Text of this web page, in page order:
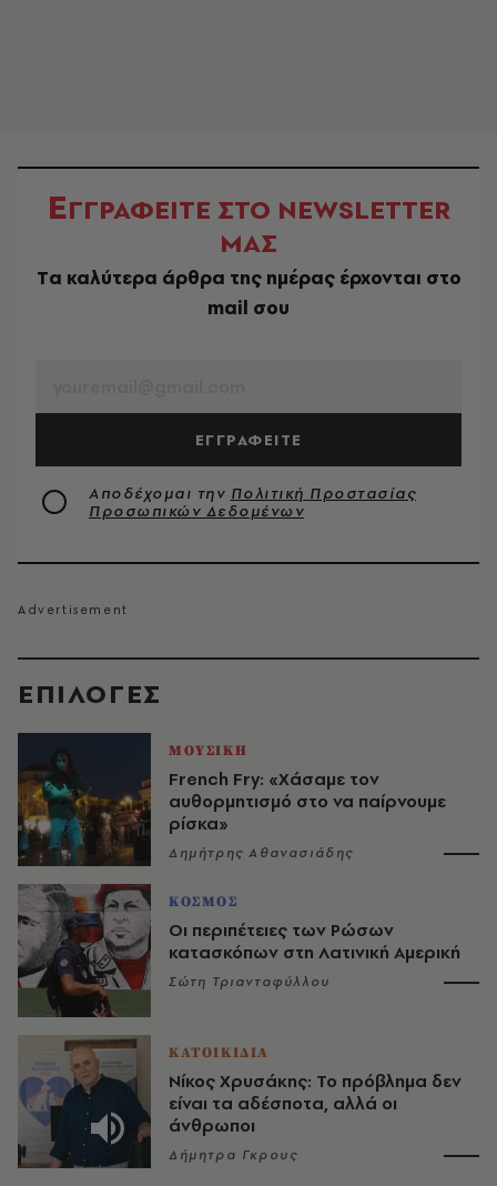
EΠΙΛΟΓΈΣ
ΜΟΥΣΙΚΗ
French Fry: «Χάσαμε τον
αυθορμητισμό στο να παίρνουμε
ρίσκα»
Δημήτρης Αθανασιάδης
ΚΟΣΜΟΣ
Οι περιπέτειες των Ρώσων
κατασκόπων στη Λατινική Αμερική
Σώτη Τριανταφύλλου
ΚΑΤΟΙΚΙΔΙΑ
Νίκος Χρυσάκης: Το πρόβλημα δεν
είναι τα αδέσποτα, αλλά οι
άνθρωποι
Δήμητρα Γκρους
ΕΓΓΡΑΦΕΙΤΕ ΣΤΟ NEWSLETTER
ΜΑΣ
Tα καλύτερα άρθρα της ημέρας έρχονται στο
mail σου
ΕΓΓΡΑΦΕΙΤΕ
Αποδέχομαι την Πολιτική Προστασίας
Προσωπικών Δεδομένων